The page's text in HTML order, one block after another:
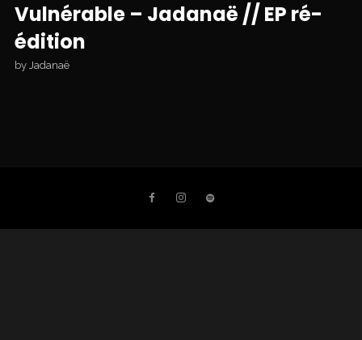
Vulnérable – Jadanaë // EP ré-
édition
by Jadanaë